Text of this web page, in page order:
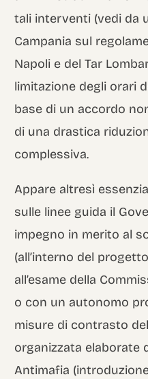
tali interventi (vedi da
Campania sul
Napoli e del Tar
limitazione degli orari
base di un accordo
di una drastica
complessiva.
Appare altresì
sulle linee guida il
impegno in merito al
(all’interno del
all’esame della
o con un autonomo
misure di contrasto
organizzata elaborate
Antimafia